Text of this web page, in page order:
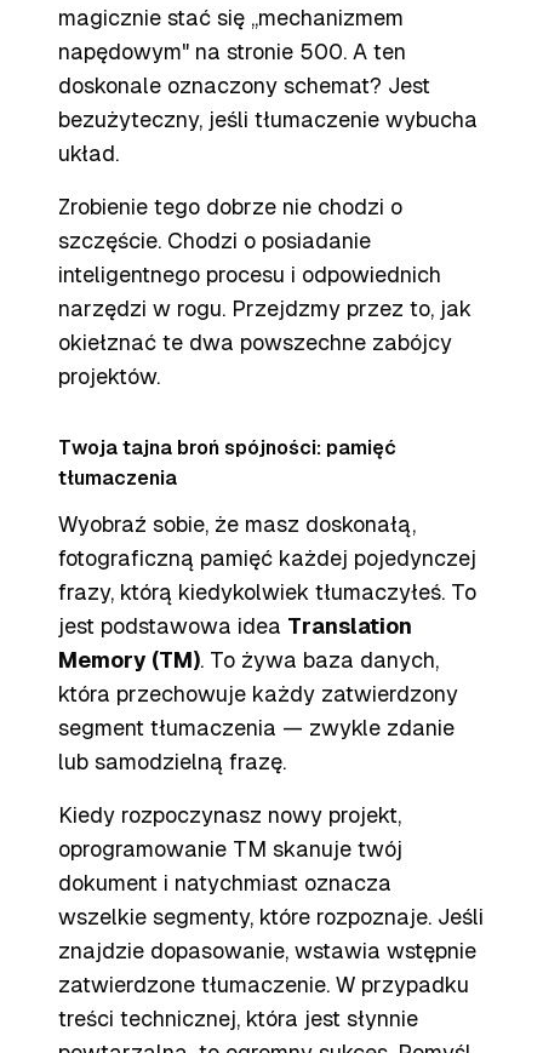
magicznie stać się „mechanizmem
napędowym" na stronie 500. A ten
doskonale oznaczony schemat? Jest
bezużyteczny, jeśli tłumaczenie wybucha
układ.
Zrobienie tego dobrze nie chodzi o
szczęście. Chodzi o posiadanie
inteligentnego procesu i odpowiednich
narzędzi w rogu. Przejdzmy przez to, jak
okiełznać te dwa powszechne zabójcy
projektów.
Twoja tajna broń spójności: pamięć
tłumaczenia
Wyobraź sobie, że masz doskonałą,
fotograficzną pamięć każdej pojedynczej
frazy, którą kiedykolwiek tłumaczyłeś. To
jest podstawowa idea Translation
Memory (TM). To żywa baza danych,
która przechowuje każdy zatwierdzony
segment tłumaczenia — zwykle zdanie
lub samodzielną frazę.
Kiedy rozpoczynasz nowy projekt,
oprogramowanie TM skanuje twój
dokument i natychmiast oznacza
wszelkie segmenty, które rozpoznaje. Jeśli
znajdzie dopasowanie, wstawia wstępnie
zatwierdzone tłumaczenie. W przypadku
treści technicznej, która jest słynnie